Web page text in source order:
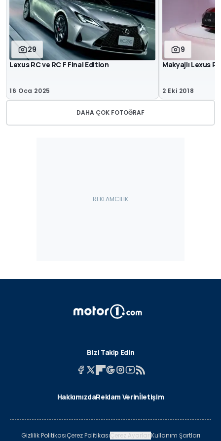
29
Lexus RC ve RC F Final Edition
16 Oca 2025
9
Makyajlı Lexus
2 Eki 2018
DAHA ÇOK FOTOĞRAF
Bizi Takip Edin
HakkımızdaReklam Verinİletişim
Gizlilik PolitikasıÇerez PolitikasıÇerez AyarlarıKullanım Şartları